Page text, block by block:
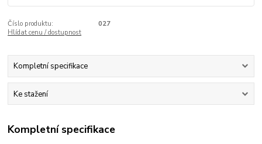
Číslo produktu:
027
Hlídat cenu / dostupnost
Kompletní specifikace
Ke stažení
Kompletní specifikace